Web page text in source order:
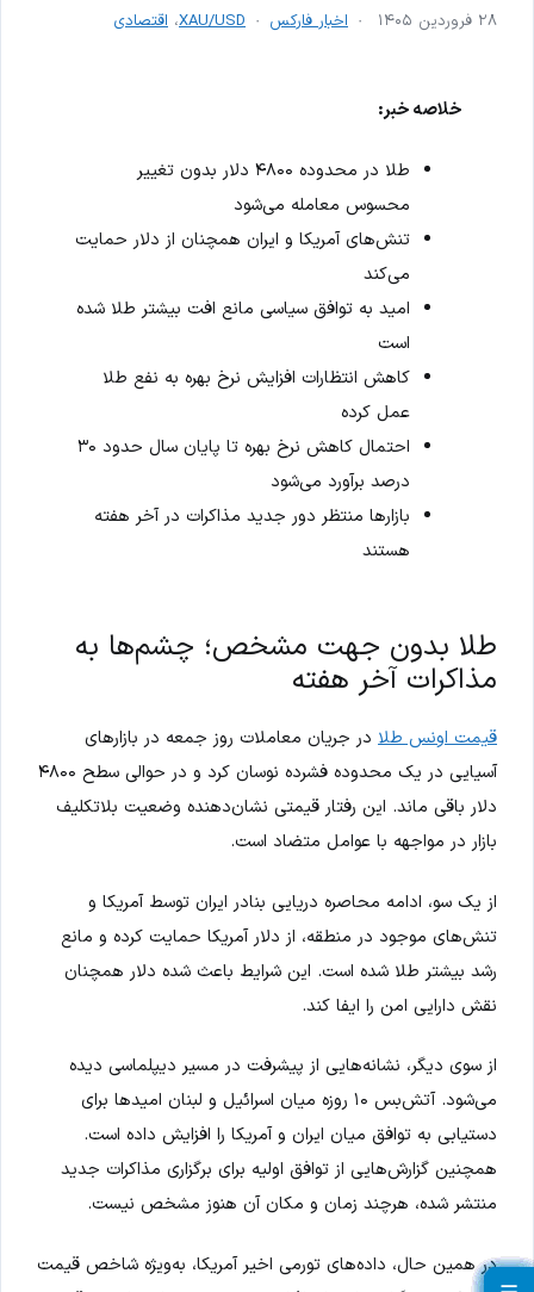
۲۸ فروردین ۱۴۰۵ اخبار فارکس XAU/USD، اقتصادی
خلاصه خبر:
طلا در محدوده ۴۸۰۰ دلار بدون تغییر
محسوس معامله می‌شود
تنش‌های آمریکا و ایران همچنان از دلار حمایت
می‌کند
امید به توافق سیاسی مانع افت بیشتر طلا شده
است
کاهش انتظارات افزایش نرخ بهره به نفع طلا
عمل کرده
احتمال کاهش نرخ بهره تا پایان سال حدود ۳۰
درصد برآورد می‌شود
بازارها منتظر دور جدید مذاکرات در آخر هفته
هستند
طلا بدون جهت مشخص؛ چشم‌ها به
مذاکرات آخر هفته
قیمت اونس طلا در جریان معاملات روز جمعه در بازارهای
آسیایی در یک محدوده فشرده نوسان کرد و در حوالی سطح ۴۸۰۰
دلار باقی ماند. این رفتار قیمتی نشان‌دهنده وضعیت بلاتکلیف
بازار در مواجهه با عوامل متضاد است.
از یک سو، ادامه محاصره دریایی بنادر ایران توسط آمریکا و
تنش‌های موجود در منطقه، از دلار آمریکا حمایت کرده و مانع
رشد بیشتر طلا شده است. این شرایط باعث شده دلار همچنان
نقش دارایی امن را ایفا کند.
از سوی دیگر، نشانه‌هایی از پیشرفت در مسیر دیپلماسی دیده
می‌شود. آتش‌بس ۱۰ روزه میان اسرائیل و لبنان امیدها برای
دستیابی به توافق میان ایران و آمریکا را افزایش داده است.
همچنین گزارش‌هایی از توافق اولیه برای برگزاری مذاکرات جدید
منتشر شده، هرچند زمان و مکان آن هنوز مشخص نیست.
در همین حال، داده‌های تورمی اخیر آمریکا، به‌ویژه شاخص قیمت